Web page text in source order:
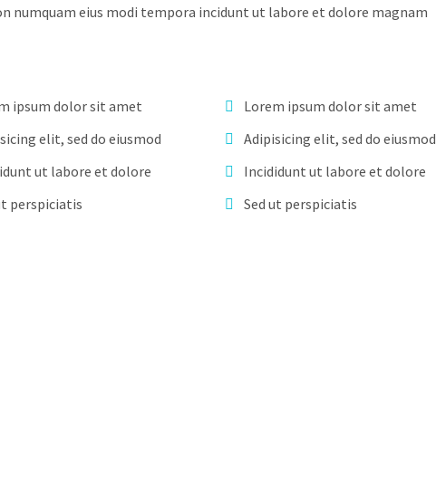
numquam eius modi tempora incidunt ut labore et dolore magnam
ipsum dolor sit amet
elit, sed do eiusmod
ut labore et dolore
perspiciatis
Lorem ipsum dolor sit amet
Adipisicing elit, sed do eiusmod
Incididunt ut labore et dolore
Sed ut perspiciatis